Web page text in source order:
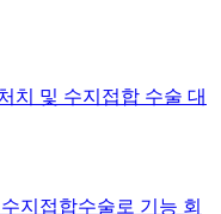
치 및 수지접합 수술 대
지접합수술로 기능 회